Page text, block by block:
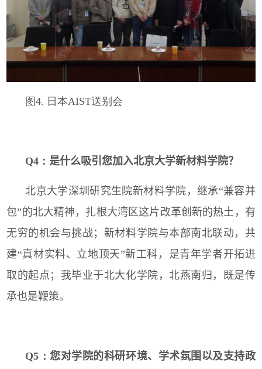
图4. 日本AIST送别会
Q4： 是什么吸引您加入北京大学新材料学院？
北京大学深圳研究生院新材料学院，继承“兼容并
包”的北大精神，扎根大湾区这片改革创新的热土，有
无穷的机会与挑战；新材料学院与本部南北联动，共
建“真材实料、立地顶天”新工科，是青年学者开拓进
取的起点；我毕业于北大化学院，北燕南归，既是传
承也是鞭策。
Q5：您对学院的科研环境、学术氛围以及支持政